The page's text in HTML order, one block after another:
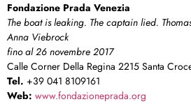
Fondazione Prada Venezia
The boat is leaking. The captain lied.
Anna Viebrock
fino al 26 novembre 2017
Calle Corner Della Regina 2215 Santa
Tel. +39 041 8109161
Web: www.fondazioneprada.org